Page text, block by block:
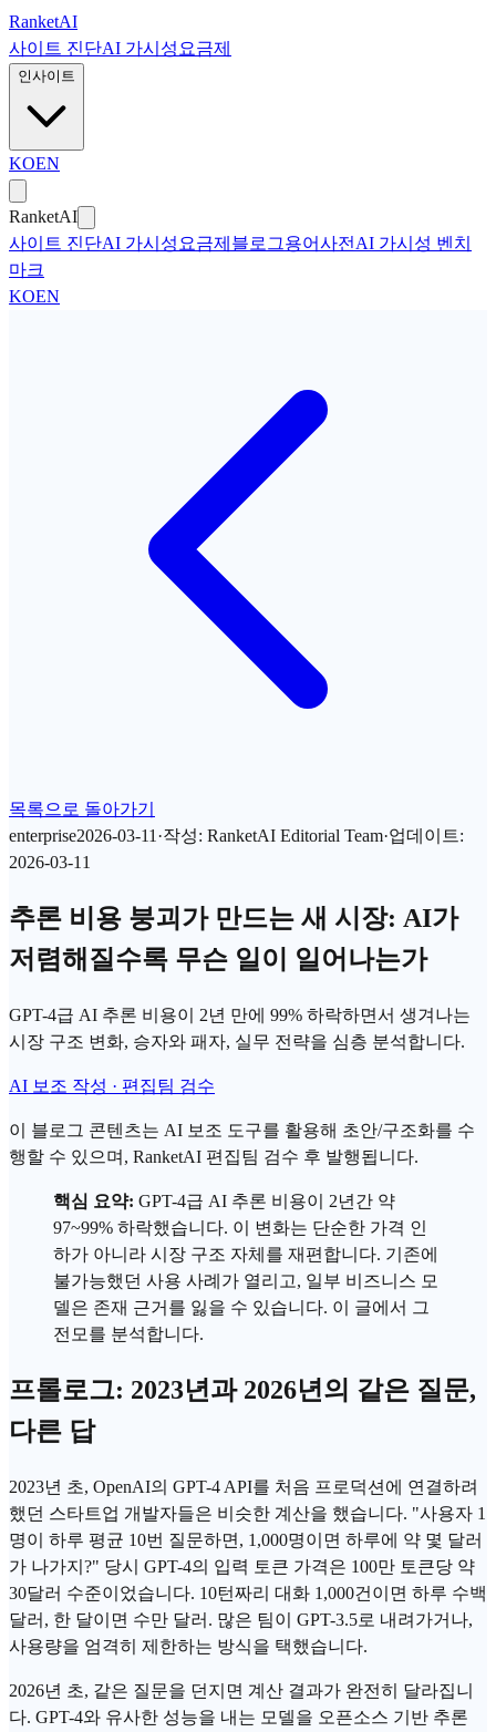
본문으로 건너뛰기
RanketAI
사이트 진단AI 가시성 요금제
인사이트
KOEN
RanketAI
사이트 진단AI 가시성 요금제 블로그용어사전 AI 가시성 벤치
마크
KOEN
목록으로 돌아가기
enterprise2026-03-11 ·작성: RanketAI Editorial Team·업데이트:
2026-03-11
추론 비용 붕괴가 만드는 새 시장: AI가
저렴해질수록 무슨 일이 일어나는가
GPT-4급 AI 추론 비용이 2년 만에 99% 하락하면서 생겨나는
시장 구조 변화, 승자와 패자, 실무 전략을 심층 분석합니다.
AI 보조 작성 · 편집팀 검수
이 블로그 콘텐츠는 AI 보조 도구를 활용해 초안/구조화를 수
행할 수 있으며, RanketAI 편집팀 검수 후 발행됩니다.
핵심 요약: GPT-4급 AI 추론 비용이 2년간 약
97~99% 하락했습니다. 이 변화는 단순한 가격 인
하가 아니라 시장 구조 자체를 재편합니다. 기존에
불가능했던 사용 사례가 열리고, 일부 비즈니스 모
델은 존재 근거를 잃을 수 있습니다. 이 글에서 그
전모를 분석합니다.
프롤로그: 2023년과 2026년의 같은 질문,
다른 답
2023년 초, OpenAI의 GPT-4 API를 처음 프로덕션에 연결하려
했던 스타트업 개발자들은 비슷한 계산을 했습니다. "사용자 1
명이 하루 평균 10번 질문하면, 1,000명이면 하루에 약 몇 달러
가 나가지?" 당시 GPT-4의 입력 토큰 가격은 100만 토큰당 약
30달러 수준이었습니다. 10턴짜리 대화 1,000건이면 하루 수백
달러, 한 달이면 수만 달러. 많은 팀이 GPT-3.5로 내려가거나,
사용량을 엄격히 제한하는 방식을 택했습니다.
2026년 초, 같은 질문을 던지면 계산 결과가 완전히 달라집니
다. GPT-4와 유사한 성능을 내는 모델을 오픈소스 기반 추론